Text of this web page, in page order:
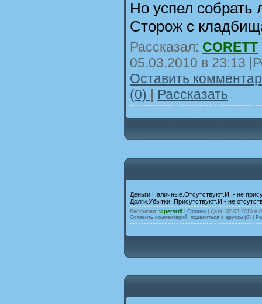
Но успел собрать
Сторож с
Рассказал: CORETT
05.03.2010 в 23:13
Оставить
(0) | Рассказать
Деньги.Наличные.Отсутствуют.И ,- не
Долги.Убытки. Присутствуют.И,- не
Рассказал: vipersrt8 Стишки | Дата: 02.03.2010 в
Оставить комментарий, поделиться с другом (0)